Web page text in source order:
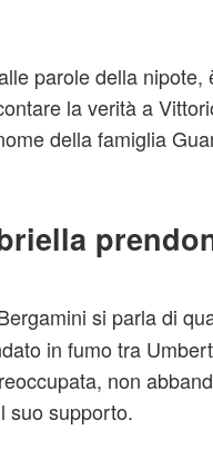
parole della nipote,
la verità a
della famiglia
si parla di
in fumo tra
non
suo supporto.